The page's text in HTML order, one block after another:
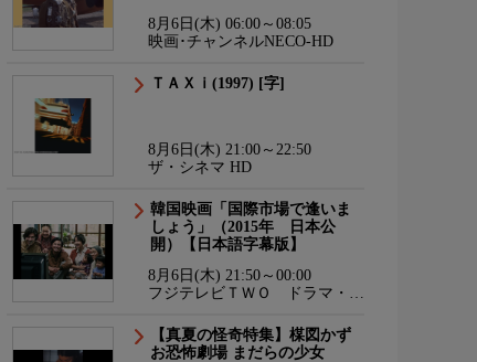
8月6日(木) 06:00～08:05
映画･チャンネルNECO-HD
ＴＡＸｉ(1997) [字]
8月6日(木) 21:00～22:50
ザ・シネマ HD
韓国映画「国際市場で逢いま
しょう」（2015年 日本公
開）【日本語字幕版】
8月6日(木) 21:50～00:00
フジテレビＴＷＯ ドラマ・ア
【真夏の怪奇特集】楳図かず
お恐怖劇場 まだらの少女